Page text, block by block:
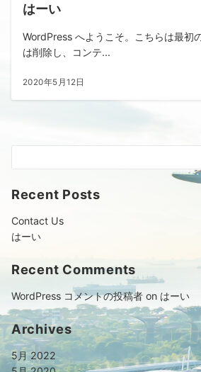
はーい
WordPress へようこそ。こちらは最初
は削除し、コンテ...
2020年5月12日
Recent Posts
Contact Us
はーい
Recent Comments
WordPress コメントの投稿者 on はーい
Archives
5月 2022